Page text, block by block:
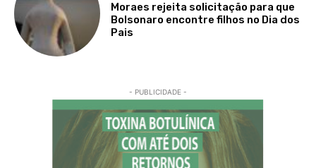
Moraes rejeita solicitação para que
Bolsonaro encontre filhos no Dia dos
Pais
- PUBLICIDADE -